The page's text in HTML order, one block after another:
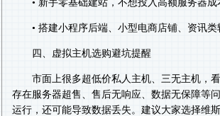
• 新手零基础建站，不想投入高额服务器成
• 搭建小程序后端、小型电商店铺、资讯类
四、虚拟主机选购避坑提醒
市面上很多超低价私人主机、三无主机，
存在服务器超售、售后无响应、数据无保障等
运行，还可能导致数据丢失。建议大家选择维斯